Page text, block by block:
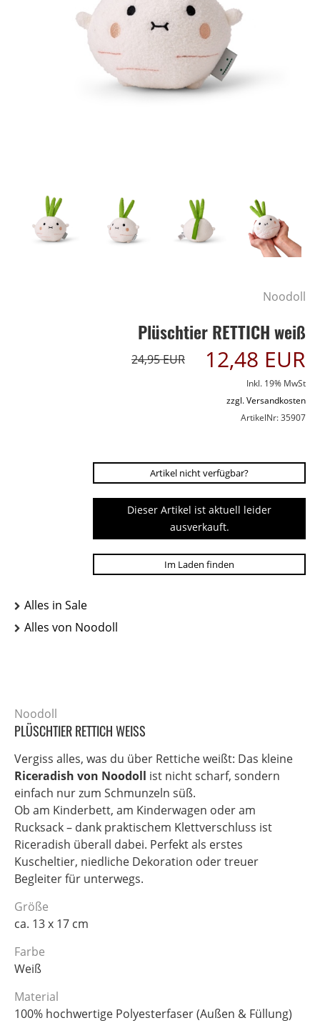
Noodoll
Plüschtier RETTICH weiß
24,95 EUR 12,48 EUR
Inkl. 19% MwSt
zzgl. Versandkosten
ArtikelNr: 35907
Artikel nicht verfügbar?
Dieser Artikel ist aktuell leider
ausverkauft.
Im Laden finden
Alles in Sale
Alles von Noodoll
Noodoll
PLÜSCHTIER RETTICH WEISS
Vergiss alles, was du über Rettiche weißt: Das kleine
Riceradish von Noodoll ist nicht scharf, sondern
einfach nur zum Schmunzeln süß.
Ob am Kinderbett, am Kinderwagen oder am
Rucksack – dank praktischem Klettverschluss ist
Riceradish überall dabei. Perfekt als erstes
Kuscheltier, niedliche Dekoration oder treuer
Begleiter für unterwegs.
Größe
ca. 13 x 17 cm
Farbe
Weiß
Material
100% hochwertige Polyesterfaser (Außen & Füllung)